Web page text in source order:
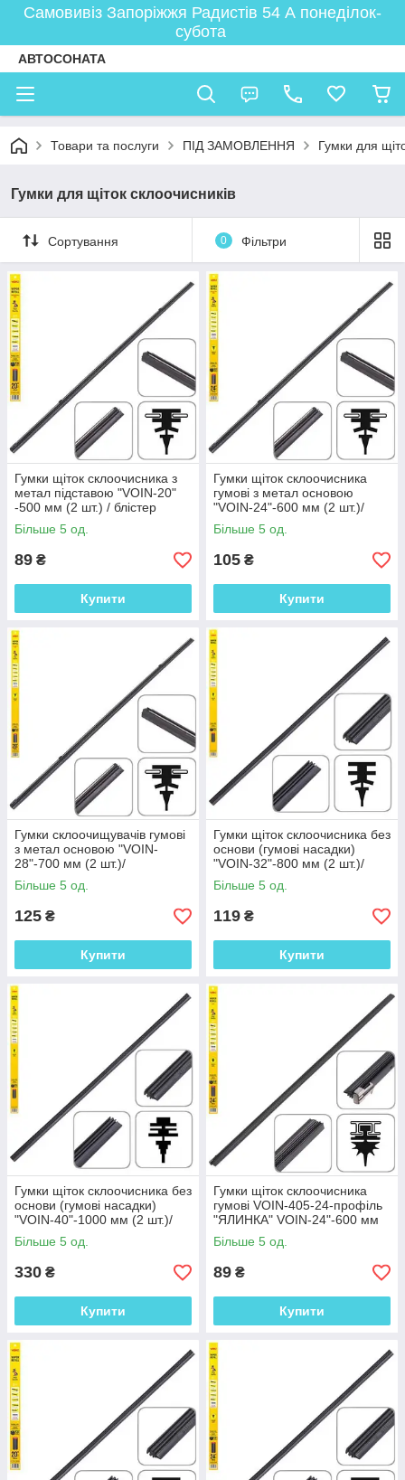
Самовивіз Запоріжжя Радистів 54 А понеділок-
субота
АВТОСОНАТА
Товари та послуги ПІД ЗАМОВЛЕННЯ Гумки для
Гумки для щіток склоочисників
Сортування 0 Фільтри
Гумки щіток склоочисника з
метал підставою "VOIN-20"
-500 мм (2 шт.) / блістер
(TP405-SRF-PR20M)
Більше 5 од.
89 ₴
Купити
Гумки щіток склоочисника
гумові з метал основою
"VOIN-24"-600 мм (2 шт.)/
блістер(TP405-SRF-PR24M)
Більше 5 од.
105 ₴
Купити
Гумки склоочищувачів гумові
з метал основою "VOIN-
28"-700 мм (2 шт.)/
блістер(TP405-SRF-PR28M)
Більше 5 од.
125 ₴
Купити
Гумки щіток склоочисника без
основи (гумові насадки)
"VOIN-32"-800 мм (2 шт.)/
пакет(TPBR-SRB-PR32)
Більше 5 од.
119 ₴
Купити
Гумки щіток склоочисника без
основи (гумові насадки)
"VOIN-40"-1000 мм (2 шт.)/
пакет(TPBS-RB-PR40)
Більше 5 од.
330 ₴
Купити
Гумки щіток склоочисника
гумові VOIN-405-24-профіль
"ЯЛИНКА" VOIN-24"-600 мм
Більше 5 од.
89 ₴
Купити